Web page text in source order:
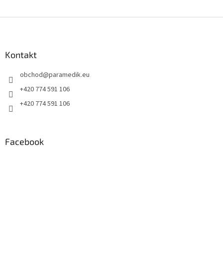
Kontakt
obchod@paramedik.eu
+420 774 591 106
+420 774 591 106
Facebook